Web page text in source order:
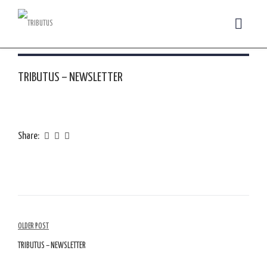
TRIBUTUS – NEWSLETTER
Share:
Navegação
de
OLDER POST
TRIBUTUS – NEWSLETTER